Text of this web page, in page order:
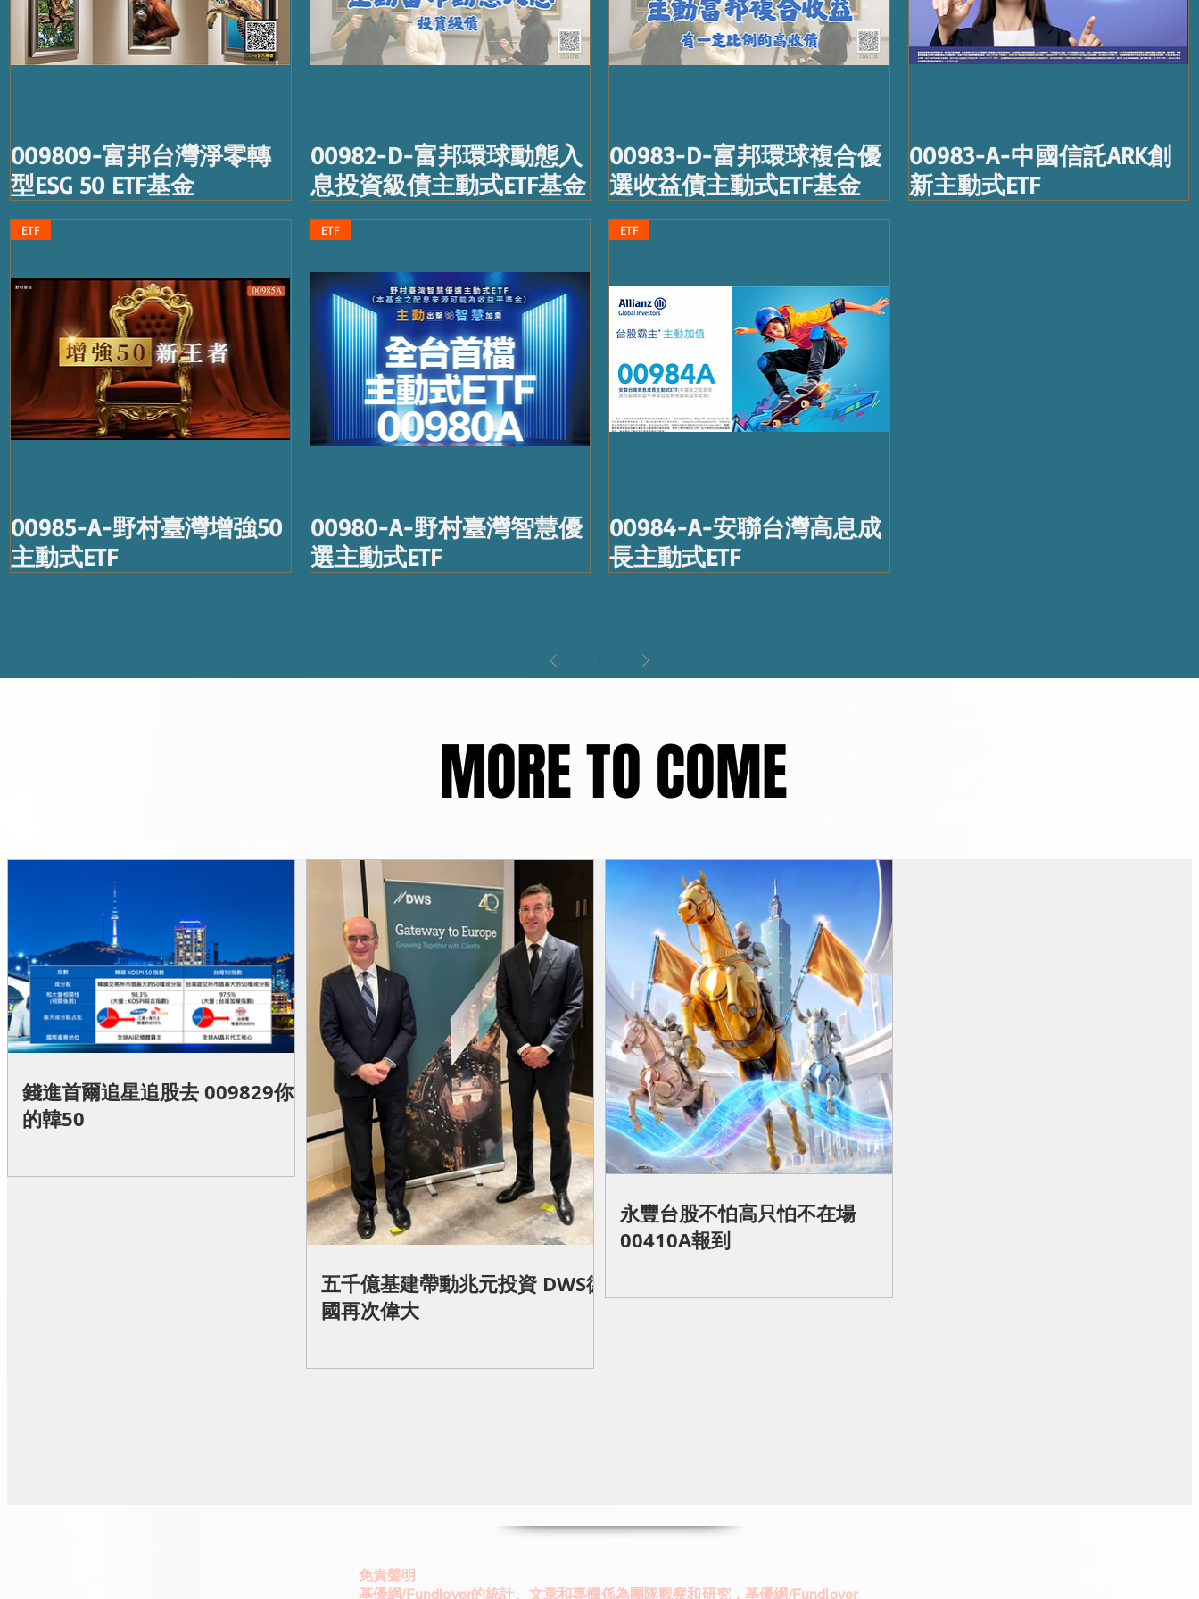
009809-富邦台灣淨零轉
型ESG 50 ETF基金
00982-D-富邦環球動態入
息投資級債主動式ETF基金
00983-D-富邦環球複合優
選收益債主動式ETF基金
00983-A-中國信託ARK創
新主動式ETF
ETF
00985-A-野村臺灣增強50
主動式ETF
ETF
00980-A-野村臺灣智慧優
選主動式ETF
ETF
00984-A-安聯台灣高息成
長主動式ETF
1
MORE TO COME
MORE TO COME
錢進首爾追星追股去 009829你
的韓50
五千億基建帶動兆元投資 DWS德
國再次偉大
永豐台股不怕高只怕不在場
00410A報到
免責聲明
基優網/Fundlover的統計、文章和專欄係為團隊觀察和研究，基優網/Fundlover